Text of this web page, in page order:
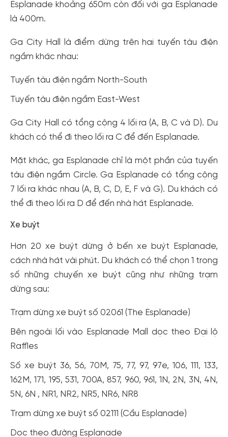
Esplanade khoảng 650m còn đối với ga Esplanade
là 400m.
Ga City Hall là điểm dừng trên hai tuyến tàu điện
ngầm khác nhau:
Tuyến tàu điện ngầm North-South
Tuyến tàu điện ngầm East-West
Ga City Hall có tổng cộng 4 lối ra (A, B, C và D). Du
khách có thể đi theo lối ra C để đến Esplanade.
Mặt khác, ga Esplanade chỉ là một phần của tuyến
tàu điện ngầm Circle. Ga Esplanade có tổng cộng
7 lối ra khác nhau (A, B, C, D, E, F và G). Du khách có
thể đi theo lối ra D để đến nhà hát Esplanade.
Xe buýt
Hơn 20 xe buýt dừng ở bến xe buýt Esplanade,
cách nhà hát vài phút. Du khách có thể chọn 1 trong
số những chuyến xe buýt cũng như những trạm
dừng sau:
Trạm dừng xe buýt số 02061 (The Esplanade)
Bên ngoài lối vào Esplanade Mall dọc theo Đại lộ
Raffles
Số xe buýt 36, 56, 70M, 75, 77, 97, 97e, 106, 111, 133,
162M, 171, 195, 531, 700A, 857, 960, 961, 1N, 2N, 3N, 4N,
5N, 6N , NR1, NR2, NR5, NR6, NR8
Trạm dừng xe buýt số 02111 (Cầu Esplanade)
Dọc theo đường Esplanade